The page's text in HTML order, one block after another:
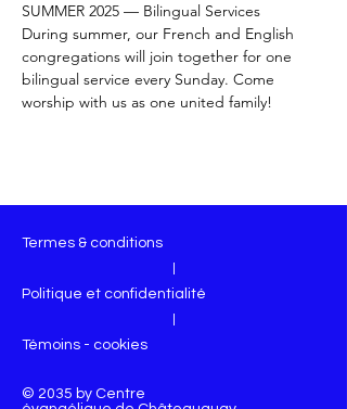
SUMMER 2025 — Bilingual Services
During summer, our French and English
congregations will join together for one
bilingual service every Sunday. Come
worship with us as one united family!
Termes & conditions
Politique et confidentialité
Témoins - cookies
© 2035 by Centre